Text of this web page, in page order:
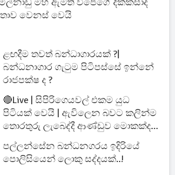
මහ ඇමති විජේගේ දික්කසාද
වෙනස් වෙයි
ළඟදීම තවත් බන්ධාගාරයක් ?|
බන්ධනාගාර ගැටුම පිටිපස්සේ ඉන්නේ
රාජපක්ෂ ද ?
🔴Live | සිපිරිගෙයවල් එකම යුධ
පිටියක් වෙයි | ඇවිලෙන බවට කලින්ම
තොරතුරු ලැබෙද්දී ආණ්ඩුව මොකක්ද
කරේ ?
පල්ලන්සේන බන්ධනගරය ඉදිරියේ
පොලිසියෙන් ලොකු සද්දයක්..!